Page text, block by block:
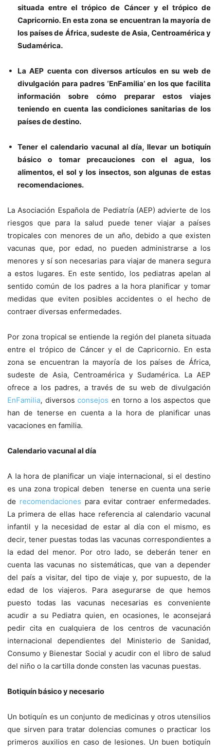
situada entre el trópico de Cáncer y el trópico de
Capricornio. En esta zona se encuentran la mayoría de
los países de África, sudeste de Asia, Centroamérica y
Sudamérica.
La AEP cuenta con diversos artículos en su web de
divulgación para padres ‘EnFamilia’ en los que facilita
información sobre cómo preparar estos viajes
teniendo en cuenta las condiciones sanitarias de los
países de destino.
Tener el calendario vacunal al día, llevar un botiquín
básico o tomar precauciones con el agua, los
alimentos, el sol y los insectos, son algunas de estas
recomendaciones.
La Asociación Española de Pediatría (AEP) advierte de los
riesgos que para la salud puede tener viajar a países
tropicales con menores de un año, debido a que existen
vacunas que, por edad, no pueden administrarse a los
menores y sí son necesarias para viajar de manera segura
a estos lugares. En este sentido, los pediatras apelan al
sentido común de los padres a la hora planificar y tomar
medidas que eviten posibles accidentes o el hecho de
contraer diversas enfermedades.
Por zona tropical se entiende la región del planeta situada
entre el trópico de Cáncer y el de Capricornio. En esta
zona se encuentran la mayoría de los países de África,
sudeste de Asia, Centroamérica y Sudamérica. La AEP
ofrece a los padres, a través de su web de divulgación
EnFamilia, diversosconsejos en torno a los aspectos que
han de tenerse en cuenta a la hora de planificar unas
vacaciones en familia.
Calendario vacunal al día
A la hora de planificar un viaje internacional, si el destino
es una zona tropical deben tenerse en cuenta una serie
de recomendaciones para evitar contraer enfermedades.
La primera de ellas hace referencia al calendario vacunal
infantil y la necesidad de estar al día con el mismo, es
decir, tener puestas todas las vacunas correspondientes a
la edad del menor. Por otro lado, se deberán tener en
cuenta las vacunas no sistemáticas, que van a depender
del país a visitar, del tipo de viaje y, por supuesto, de la
edad de los viajeros. Para asegurarse de que hemos
puesto todas las vacunas necesarias es conveniente
acudir a su Pediatra quien, en ocasiones, le aconsejará
pedir cita en cualquiera de los centros de vacunación
internacional dependientes del Ministerio de Sanidad,
Consumo y Bienestar Social y acudir con el libro de salud
del niño o la cartilla donde consten las vacunas puestas.
Botiquín básico y necesario
Un botiquín es un conjunto de medicinas y otros utensilios
que sirven para tratar dolencias comunes o practicar los
primeros auxilios en caso de lesiones. Un buen botiquín